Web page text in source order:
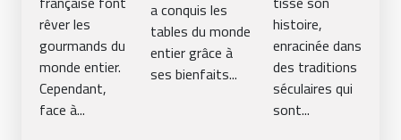
?
rêver les
gourmands du
monde entier.
Cependant,
face à...
convives
a conquis les
tables du monde
entier grâce à
ses bienfaits...
histoire,
enracinée dans
des traditions
séculaires qui
sont...